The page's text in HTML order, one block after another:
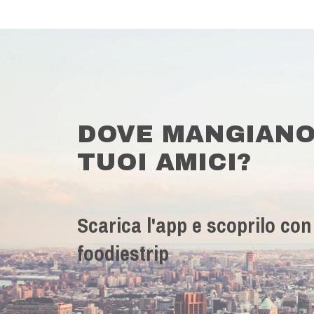
DOVE
TUOI AMICI?
Scarica l'app e scoprilo con
foodiestrip